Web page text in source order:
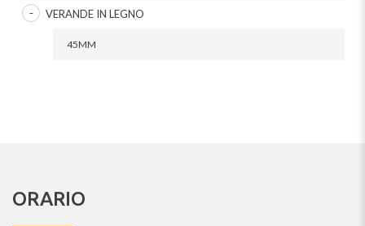
VERANDE IN LEGNO
45MM
ORARIO